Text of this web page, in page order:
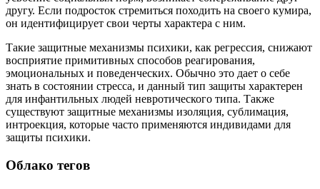
другу. Если подросток стремиться походить на своего кумира,
он идентифицирует свои черты характера с ним.
Такие защитные механизмы психики, как регрессия, снижают
восприятие примитивных способов реагирования,
эмоциональных и поведенческих. Обычно это дает о себе
знать в состоянии стресса, и данный тип защиты характерен
для инфантильных людей невротического типа. Также
существуют защитные механизмы изоляция, сублимация,
интроекция, которые часто применяются индивидами для
защиты психики.
Облако тегов